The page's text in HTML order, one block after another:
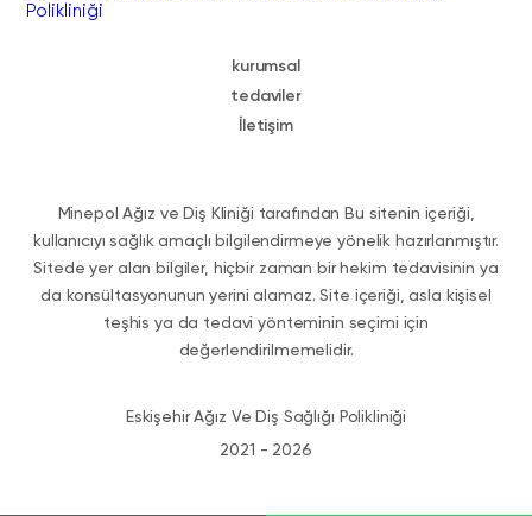
kurumsal
tedaviler
İletişim
Minepol Ağız ve Diş Kliniği tarafından Bu sitenin içeriği,
kullanıcıyı sağlık amaçlı bilgilendirmeye yönelik hazırlanmıştır.
Sitede yer alan bilgiler, hiçbir zaman bir hekim tedavisinin ya
da konsültasyonunun yerini alamaz. Site içeriği, asla kişisel
teşhis ya da tedavi yönteminin seçimi için
değerlendirilmemelidir.
Eskişehir Ağız Ve Diş Sağlığı Polikliniği
2021 - 2026